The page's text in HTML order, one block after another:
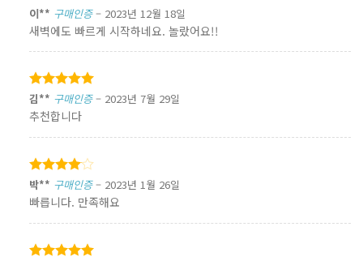
5 중에서
5로 평가됨
이** 구매인증 – 2023년 12월 18일
새벽에도 빠르게 시작하네요. 놀랐어요!!
5 중에서
5로 평가됨
김** 구매인증 – 2023년 7월 29일
추천합니다
5 중에서
4로
평가됨
박** 구매인증 – 2023년 1월 26일
빠릅니다. 만족해요